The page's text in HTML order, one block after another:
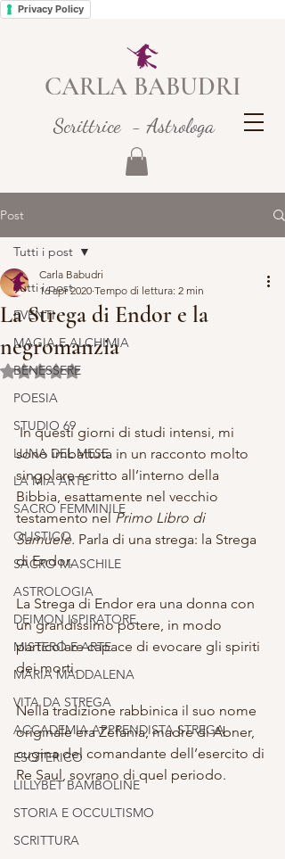
Privacy Policy
CARLA BABUDRI
Scrittrice - Astrologa
Post
Tutti i post
EVENTI
MAGIA E ALCHIMIA
BENESSERE
POESIA
STUDIO 69
LUNA DEL MESE
LA MIA ARTE
SACRO FEMMINILE
OLISTICO
SACRO MASCHILE
ASTROLOGIA
DEIMON ISPIRATORE
MISTERO E ARTE
MARIA MADDALENA
VITA DA STREGA
ACCADEMIA APPRENDISTA STREGA
ESOTERICO
LILLYBET BAMBOLINE
STORIA E OCCULTISMO
SCRITTURA
Tutti i post
La Strega di Endor e la
negromanzia
Carla Babudri
16 apr 2020 Tempo di lettura: 2 min
Valutazione NaN stelle su 5.
In questi giorni di studi intensi, mi
sono imbattuta in un racconto molto
singolare scritto all’interno della
Bibbia, esattamente nel vecchio
testamento nel Primo Libro di
Samuele. Parla di una strega: la Strega
di Endor.
La Strega di Endor era una donna con
un grandissimo potere, in modo
particolare capace di evocare gli spiriti
dei morti.
Nella tradizione rabbinica il suo nome
originale era Zefania, madre di Abner,
cugina del comandante dell’esercito di
Re Saul, sovrano di quel periodo.